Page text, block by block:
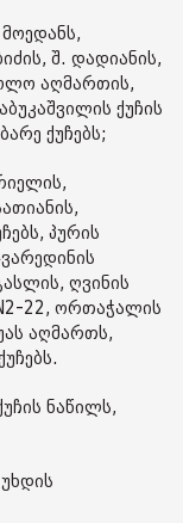
შ. დადიანის,
აღმართის,
ქუჩის
ქუჩებს;
პურის
ღვინის
22, ორთაჭალის
აღმართს,
ნაწილს,